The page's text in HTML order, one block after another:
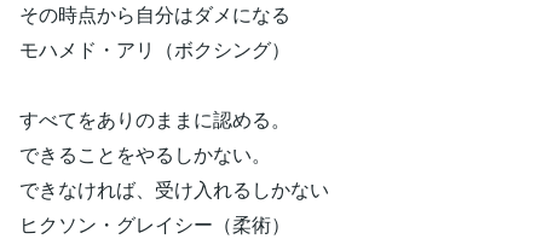
その時点から自分はダメになる
モハメド・アリ（ボクシング）
すべてをありのままに認める。
できることをやるしかない。
できなければ、受け入れるしかない
ヒクソン・グレイシー（柔術）